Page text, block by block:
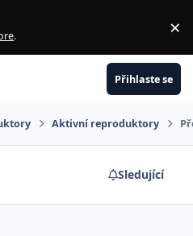
. ×
Přihlaste se
Aktivní reproduktory
Sledující